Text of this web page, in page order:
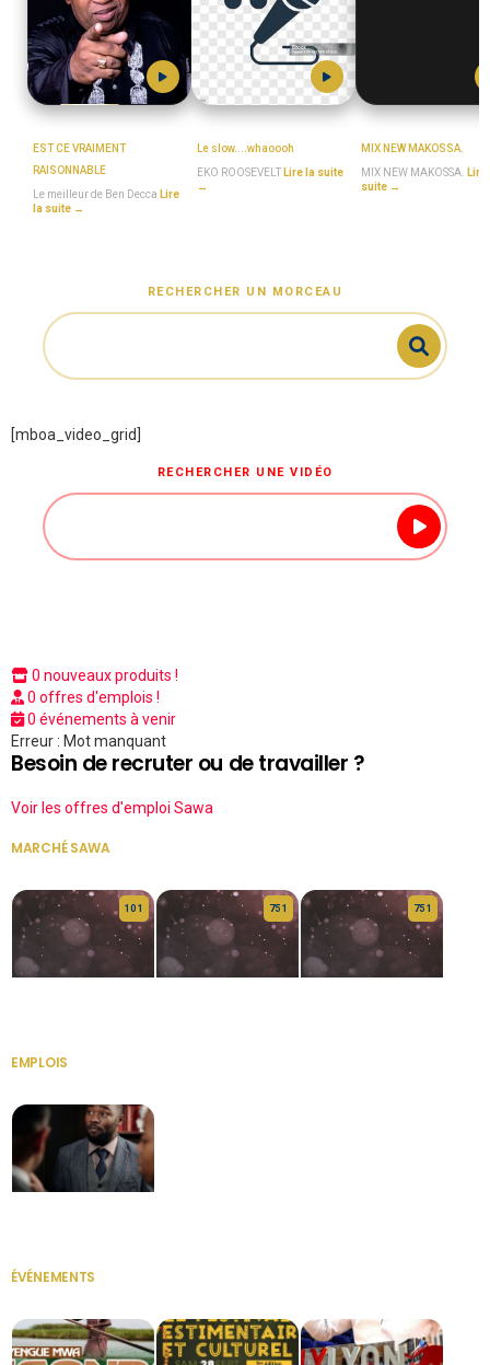
EST CE VRAIMENT
RAISONNABLE
Le meilleur de Ben Decca Lire
la suite →
Le slow....whaoooh
EKO ROOSEVELT Lire la suite
→
MIX NEW MAKOSSA.
MIX NEW MAKOSSA.
Lire
suite →
RECHERCHER UN MORCEAU
[mboa_video_grid]
RECHERCHER UNE VIDÉO
0 nouveaux produits !
0 offres d'emplois !
0 événements à venir
Erreur : Mot manquant
Besoin de recruter ou de travailler ?
Voir les offres d'emploi Sawa
MARCHÉ SAWA
10 1 75 1 75 1
EMPLOIS
ÉVÉNEMENTS